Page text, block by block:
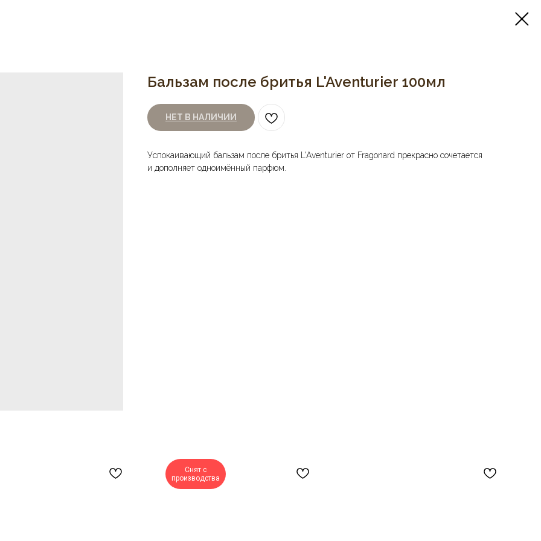
Бальзам после бритья L'Aventurier 100мл
НЕТ В НАЛИЧИИ
Успокаивающий бальзам после бритья L'Aventurier от Fragonard прекрасно сочетается
и дополняет одноимённый парфюм.
Снят с
производства